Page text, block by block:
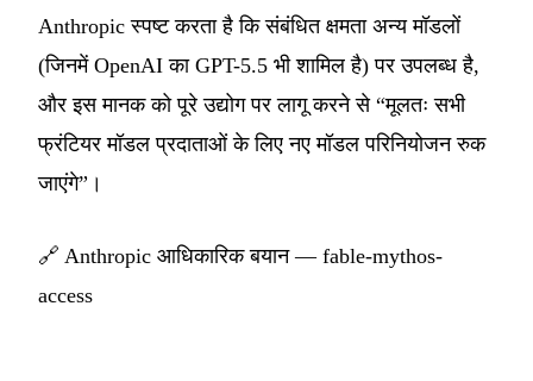
Anthropic स्पष्ट करता है कि संबंधित क्षमता अन्य मॉडलों
(जिनमें OpenAI का GPT-5.5 भी शामिल है) पर उपलब्ध है,
और इस मानक को पूरे उद्योग पर लागू करने से “मूलतः सभी
फ्रंटियर मॉडल प्रदाताओं के लिए नए मॉडल परिनियोजन रुक
जाएंगे”।
🔗 Anthropic आधिकारिक बयान — fable-mythos-
access